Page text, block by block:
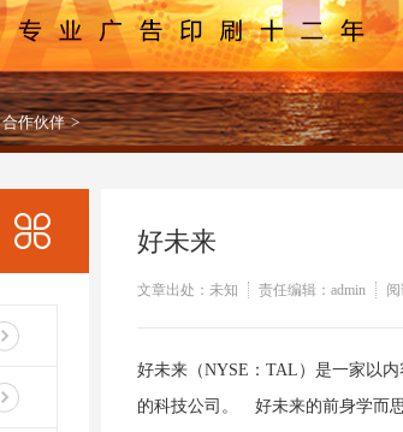
合作伙伴 >
好未来
文章出处：未知 责任编辑：admin 阅
好未来（NYSE：TAL）是一家以
的科技公司。 好未来的前身学而